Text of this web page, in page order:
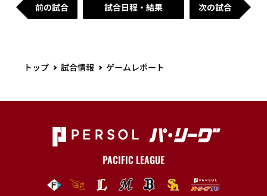
前の試合 試合日程・結果 次の試合
トップ 試合情報 ゲームレポート
PACIFIC LEAGUE